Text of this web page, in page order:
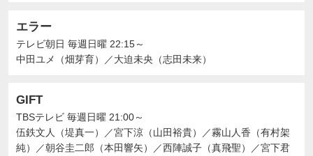
エラー
テレビ朝日 毎週日曜 22:15～
中田ユメ（畑芽育）
／大迫未央（志田未来）
GIFT
TBSテレビ 毎週日曜 21:00～
伍鉄文人（堤真一）
／宮下涼（山田裕貴） ／霧山人香（有村架
純）
／朝谷圭二郎（本田響矢） ／西陣誠子（真飛聖） ／宮下君